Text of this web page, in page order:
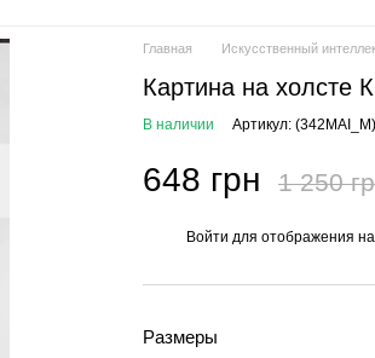
Главная Искусственный
Картина на холсте
В наличии Артикул: (342MAI_M)
648 грн 1 250
Войти для отображения
Размеры